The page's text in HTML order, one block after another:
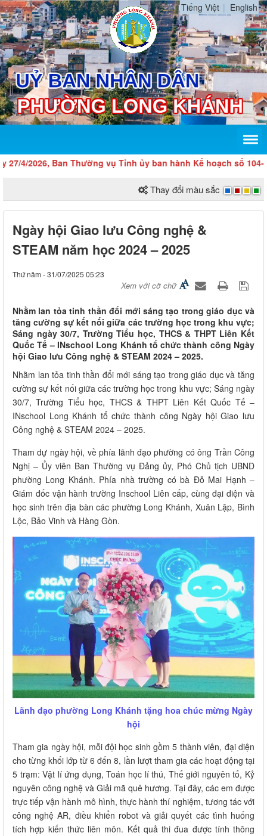
Tiếng Việt English
2026, Ban Thường vụ Tỉnh ủy ban hành Kế hoạch số 104-KH/
Thay đổi màu sắc
Ngày hội Giao lưu Công nghệ &
STEAM năm học 2024 – 2025
Thứ năm - 31/07/2025 05:23
Xem với cỡ chữ
Nhằm lan tỏa tinh thần đổi mới sáng tạo trong giáo dục và
tăng cường sự kết nối giữa các trường học trong khu vực;
Sáng ngày 30/7, Trường Tiểu học, THCS & THPT Liên Kết
Quốc Tế – INschool Long Khánh tổ chức thành công Ngày
hội Giao lưu Công nghệ & STEAM 2024 – 2025.
Nhằm lan tỏa tinh thần đổi mới sáng tạo trong giáo dục và tăng
cường sự kết nối giữa các trường học trong khu vực; Sáng ngày
30/7, Trường Tiểu học, THCS & THPT Liên Kết Quốc Tế –
INschool Long Khánh tổ chức thành công Ngày hội Giao lưu
Công nghệ & STEAM 2024 – 2025.
Tham dự ngày hội, về phía lãnh đạo phường có ông Trần Công
Nghị – Ủy viên Ban Thường vụ Đảng ủy, Phó Chủ tịch UBND
phường Long Khánh. Phía nhà trường có bà Đỗ Mai Hạnh –
Giám đốc vận hành trường Inschool Liên cấp, cùng đại diện và
học sinh trên địa bàn các phường Long Khánh, Xuân Lập, Bình
Lộc, Bảo Vinh và Hàng Gòn.
Lãnh đạo phường Long Khánh tặng hoa chúc mừng Ngày
hội
Tham gia ngày hội, mỗi đội học sinh gồm 5 thành viên, đại diện
cho từng khối lớp từ 6 đến 8, lần lượt tham gia các hoạt động tại
5 trạm: Vật lí ứng dụng, Toán học lí thú, Thế giới nguyên tố, Kỷ
nguyên công nghệ và Giải mã quê hương. Tại đây, các em được
trực tiếp vận hành mô hình, thực hành thí nghiệm, tương tác với
công nghệ AR, điều khiển robot và giải quyết các tình huống
tích hợp kiến thức liên môn. Kết quả thi đua được tính thông